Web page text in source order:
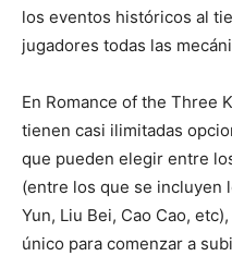
los eventos históricos al
jugadores todas las
En Romance of the Three
tienen casi ilimitadas
que pueden elegir entre
(entre los que se incluyen
Yun, Liu Bei, Cao Cao,
único para comenzar a